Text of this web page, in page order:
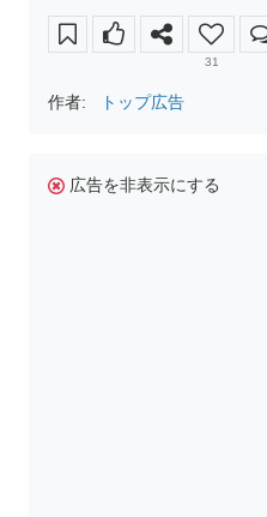
31
作者: トップ広告
広告を非表示にする